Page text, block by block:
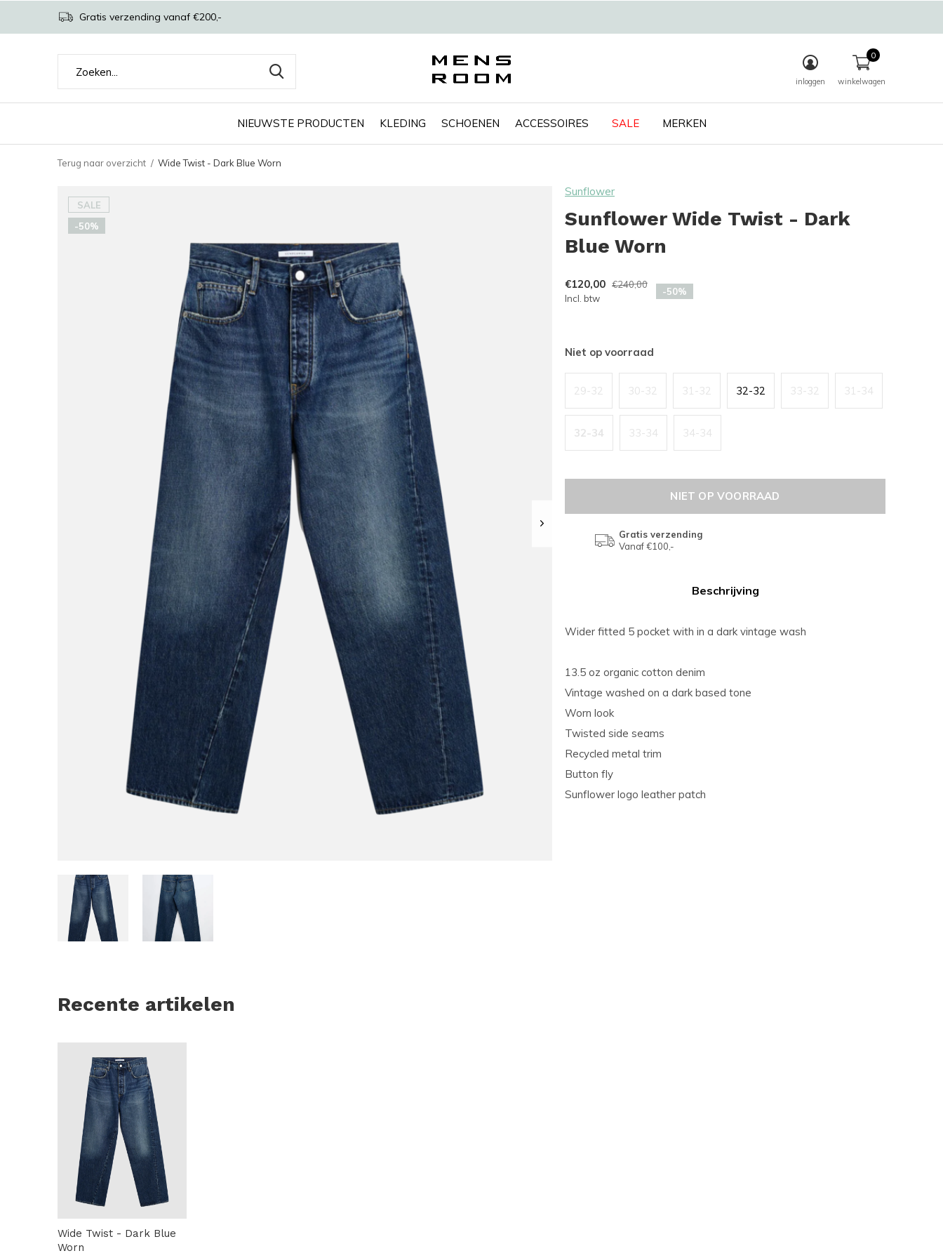
NIEUWSTE PRODUCTEN KLEDING SCHOENEN ACCESSOIRES SALE MERKEN
inloggen winkelwagen
0
Gratis verzending vanaf €200,-
Terug naar overzicht Wide Twist - Dark Blue Worn
SALE
-50%
Sunflower
Sunflower Wide Twist - Dark
Blue Worn
€120,00 €240,00
Incl. btw
-50%
Niet op voorraad
29-32 30-32 31-32 32-32 33-32 31-34
32-34 33-34 34-34
NIET OP VOORRAAD
Gratis verzending
Vanaf €100,-
Beschrijving
Wider fitted 5 pocket with in a dark vintage wash
13.5 oz organic cotton denim
Vintage washed on a dark based tone
Worn look
Twisted side seams
Recycled metal trim
Button fly
Sunflower logo leather patch
Recente artikelen
Wide Twist - Dark Blue
Worn